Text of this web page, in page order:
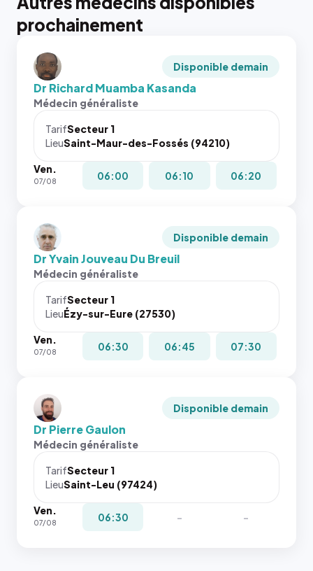
prochainement
Disponible demain
Dr Richard Muamba Kasanda
Médecin généraliste
TarifSecteur 1
LieuSaint-Maur-des-Fossés (94210)
Ven.
07/08 06:00 06:10 06:20
Disponible demain
Dr Yvain Jouveau Du Breuil
Médecin généraliste
TarifSecteur 1
LieuÉzy-sur-Eure (27530)
Ven.
07/08 06:30 06:45 07:30
Disponible demain
Dr Pierre Gaulon
Médecin généraliste
TarifSecteur 1
LieuSaint-Leu (97424)
Ven.
07/08 06:30 - -